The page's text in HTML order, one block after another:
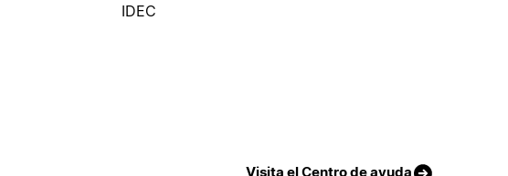
IDEC
Visita el Centro de ayuda